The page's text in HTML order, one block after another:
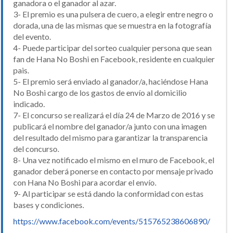
ganadora o el ganador al azar.
3- El premio es una pulsera de cuero, a elegir entre negro o
dorada, una de las mismas que se muestra en la fotografía
del evento.
4- Puede participar del sorteo cualquier persona que sean
fan de Hana No Boshi en Facebook, residente en cualquier
pais.
5- El premio será enviado al ganador/a, haciéndose Hana
No Boshi cargo de los gastos de envío al domicilio
indicado.
7- El concurso se realizará el día 24 de Marzo de 2016 y se
publicará el nombre del ganador/a junto con una imagen
del resultado del mismo para garantizar la transparencia
del concurso.
8- Una vez notificado el mismo en el muro de Facebook, el
ganador deberá ponerse en contacto por mensaje privado
con Hana No Boshi para acordar el envío.
9- Al participar se está dando la conformidad con estas
bases y condiciones.
https://www.facebook.com/events/515765238606890/